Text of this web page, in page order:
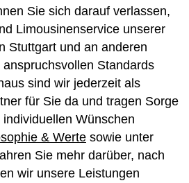
Sie sich darauf verlassen,
Limousinenservice unserer
Stuttgart und an anderen
Standards
sind wir jederzeit als
für Sie da und tragen Sorge
Wünschen
& Werte sowie unter
Sie mehr darüber, nach
wir unsere Leistungen